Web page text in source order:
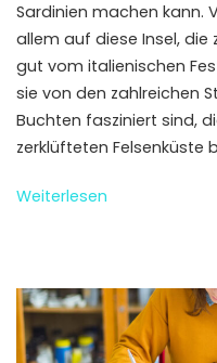
Sardinien machen kann.
allem auf diese Insel,
gut vom italienischen
sie von den zahlreichen
Buchten fasziniert sind,
zerklüfteten Felsenküste
Weiterlesen